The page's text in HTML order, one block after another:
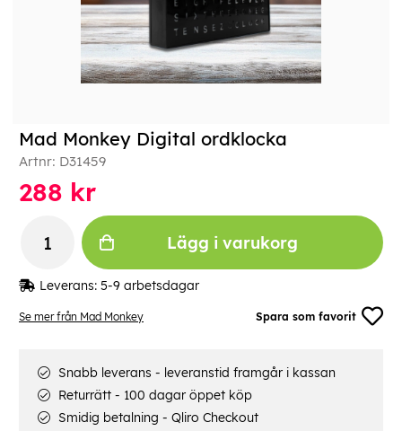
Se mer från Mad Monkey Spara som favorit
Mad Monkey Digital ordklocka
Artnr: D31459
288 kr
Lägg i varukorg
Leverans: 5-9 arbetsdagar
Snabb leverans - leveranstid framgår i kassan
Returrätt - 100 dagar öppet köp
Smidig betalning - Qliro Checkout